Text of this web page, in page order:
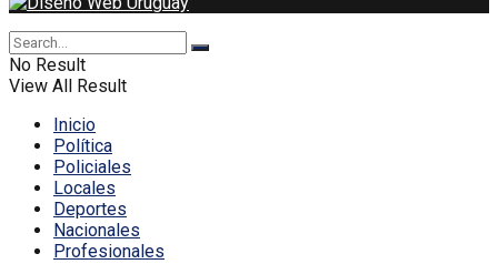
No Result
View All Result
Inicio
Política
Policiales
Locales
Deportes
Nacionales
Profesionales